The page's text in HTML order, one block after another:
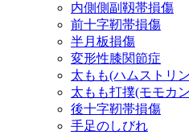
内側側副靱帯損傷
前十字靭帯損傷
半月板損傷
変形性膝関節症
太もも(ハムストリ
太もも打撲(モモカ
後十字靭帯損傷
手足のしびれ